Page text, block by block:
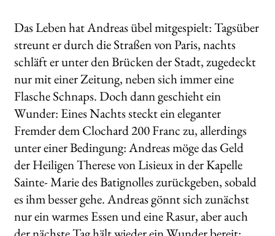
Das Leben hat Andreas übel mitgespielt: Tagsüber
streunt er durch die Straßen von Paris, nachts
schläft er unter den Brücken der Stadt, zugedeckt
nur mit einer Zeitung, neben sich immer eine
Flasche Schnaps. Doch dann geschieht ein
Wunder: Eines Nachts steckt ein eleganter
Fremder dem Clochard 200 Franc zu, allerdings
unter einer Bedingung: Andreas möge das Geld
der Heiligen Therese von Lisieux in der Kapelle
Sainte- Marie des Batignolles zurückgeben, sobald
es ihm besser gehe. Andreas gönnt sich zunächst
nur ein warmes Essen und eine Rasur, aber auch